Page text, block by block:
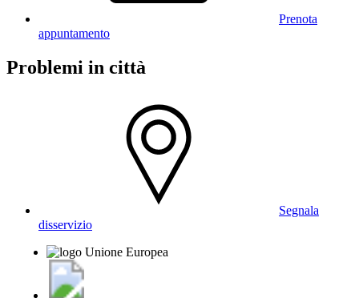
Prenota
appuntamento
Problemi in città
Segnala
disservizio